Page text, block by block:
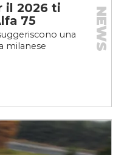
il 2026 ti
75
una
milanese
NEWS